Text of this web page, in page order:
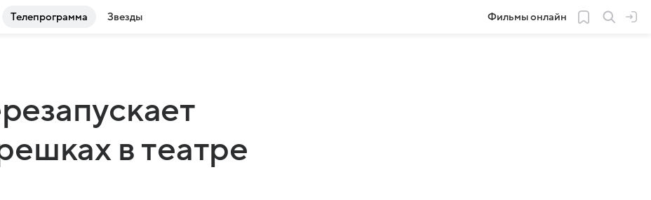
Телепрограмма Звезды Фильмы онлайн
в театре